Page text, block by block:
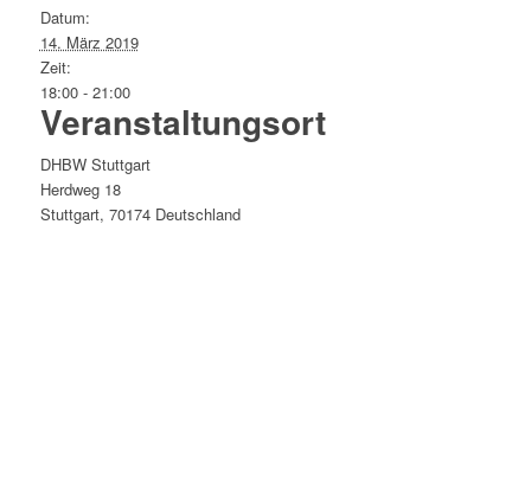
Datum:
14. März 2019
Zeit:
18:00 - 21:00
Veranstaltungsort
DHBW Stuttgart
Herdweg 18
Stuttgart, 70174 Deutschland